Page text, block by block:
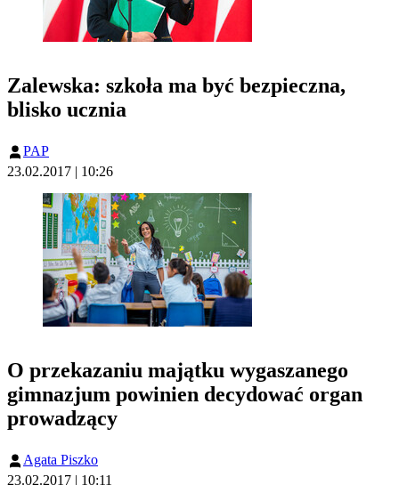
Zalewska: szkoła ma być bezpieczna,
blisko ucznia
PAP
23.02.2017 | 10:26
O przekazaniu majątku wygaszanego
gimnazjum powinien decydować organ
prowadzący
Agata Piszko
23.02.2017 | 10:11